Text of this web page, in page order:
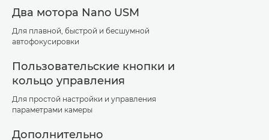
Два мотора Nano USM
Для плавной, быстрой и бесшумной
автофокусировки
Пользовательские кнопки и
кольцо управления
Для простой настройки и управления
параметрами камеры
Дополнительно